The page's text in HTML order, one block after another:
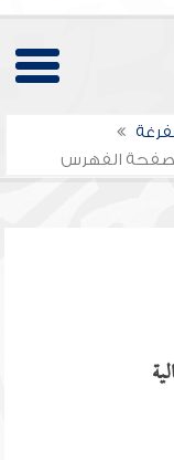
صفحة الفهرس